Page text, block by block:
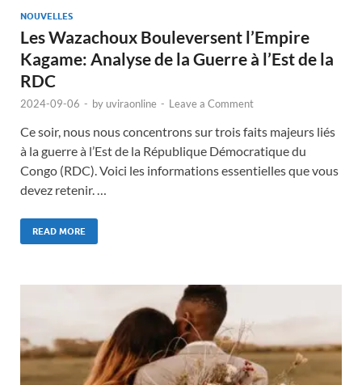
NOUVELLES
Les Wazachoux Bouleversent l’Empire
Kagame: Analyse de la Guerre à l’Est de la
RDC
2024-09-06 - byuviraonline - Leave a Comment
Ce soir, nous nous concentrons sur trois faits majeurs liés
à la guerre à l’Est de la République Démocratique du
Congo (RDC). Voici les informations essentielles que vous
devez retenir. …
READ MORE